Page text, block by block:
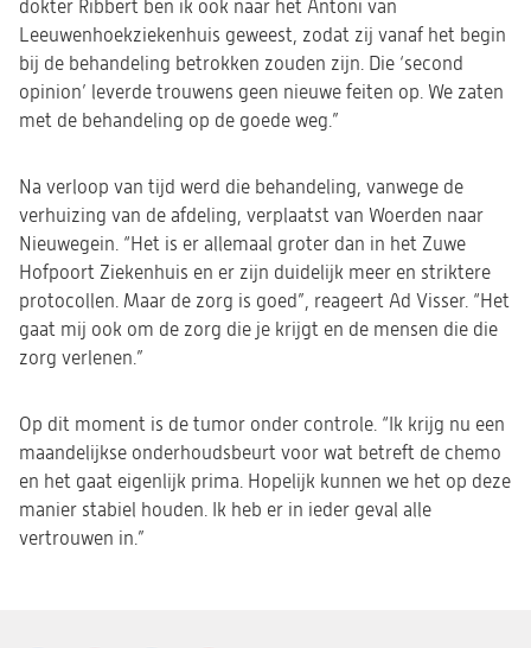
dokter Ribbert ben ik ook naar het Antoni van
Leeuwenhoekziekenhuis geweest, zodat zij vanaf het begin
bij de behandeling betrokken zouden zijn. Die ‘second
opinion’ leverde trouwens geen nieuwe feiten op. We zaten
met de behandeling op de goede weg.”
Na verloop van tijd werd die behandeling, vanwege de
verhuizing van de afdeling, verplaatst van Woerden naar
Nieuwegein. “Het is er allemaal groter dan in het Zuwe
Hofpoort Ziekenhuis en er zijn duidelijk meer en striktere
protocollen. Maar de zorg is goed”, reageert Ad Visser. “Het
gaat mij ook om de zorg die je krijgt en de mensen die die
zorg verlenen.”
Op dit moment is de tumor onder controle. “Ik krijg nu een
maandelijkse onderhoudsbeurt voor wat betreft de chemo
en het gaat eigenlijk prima. Hopelijk kunnen we het op deze
manier stabiel houden. Ik heb er in ieder geval alle
vertrouwen in.”